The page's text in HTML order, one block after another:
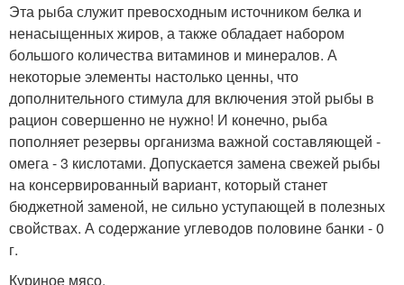
Эта рыба служит превосходным источником белка и
ненасыщенных жиров, а также обладает набором
большого количества витаминов и минералов. А
некоторые элементы настолько ценны, что
дополнительного стимула для включения этой рыбы в
рацион совершенно не нужно! И конечно, рыба
пополняет резервы организма важной составляющей -
омега - 3 кислотами. Допускается замена свежей рыбы
на консервированный вариант, который станет
бюджетной заменой, не сильно уступающей в полезных
свойствах. А содержание углеводов половине банки - 0
г.
Куриное мясо.